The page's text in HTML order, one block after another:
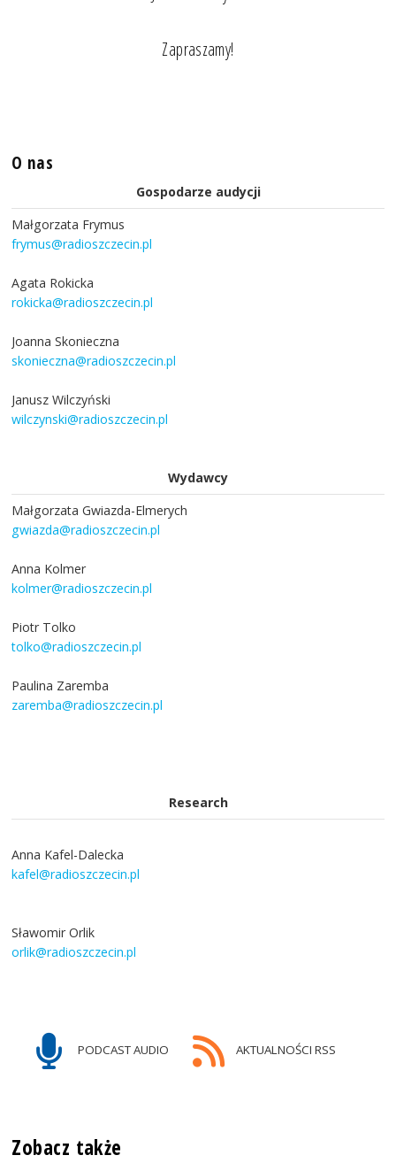
Zapraszamy!
O nas
Gospodarze audycji
Małgorzata Frymus
frymus@radioszczecin.pl
Agata Rokicka
rokicka@radioszczecin.pl
Joanna Skonieczna
skonieczna@radioszczecin.pl
Janusz Wilczyński
wilczynski@radioszczecin.pl
Wydawcy
Małgorzata Gwiazda-Elmerych
gwiazda@radioszczecin.pl
Anna Kolmer
kolmer@radioszczecin.pl
Piotr Tolko
tolko@radioszczecin.pl
Paulina Zaremba
zaremba@radioszczecin.pl
Research
Anna Kafel-Dalecka
kafel@radioszczecin.pl
Sławomir Orlik
orlik@radioszczecin.pl
PODCAST AUDIO AKTUALNOŚCI RSS
Zobacz także